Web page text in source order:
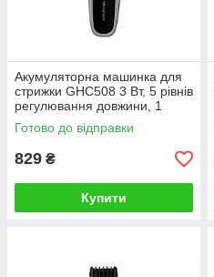
Акумуляторна машинка для
стрижки GHC508 3 Вт, 5 рівнів
регулювання довжини, 1
змінний гребень, тип батареї
Ni-MN, колір
Готово до відправки
829 ₴
Купити